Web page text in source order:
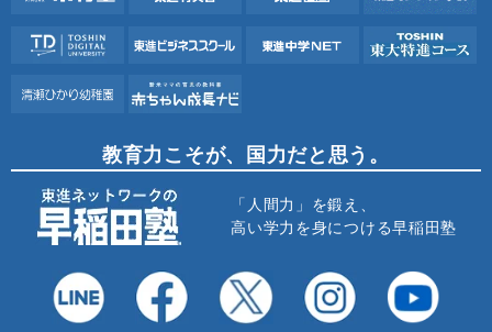
教育力こそが、国力だと思う。
「人間力」を鍛え、
高い学力を身につける早稲田塾